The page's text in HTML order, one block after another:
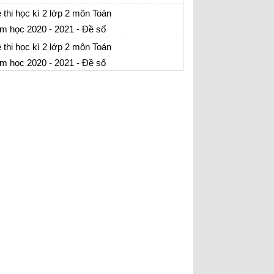
thi cuối học kì 2 môn Toán lớp 2 - có đáp án
thi học kì 2 lớp 2 môn Toán
học 2020 - 2021 - Đề số
thi cuối học kì 2 môn Toán lớp 2 - có đáp án
thi học kì 2 lớp 2 môn Toán
học 2020 - 2021 - Đề số